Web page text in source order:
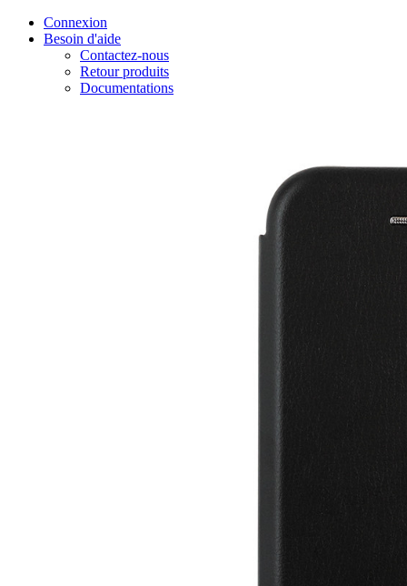
Connexion
Besoin d'aide
Contactez-nous
Retour produits
Documentations